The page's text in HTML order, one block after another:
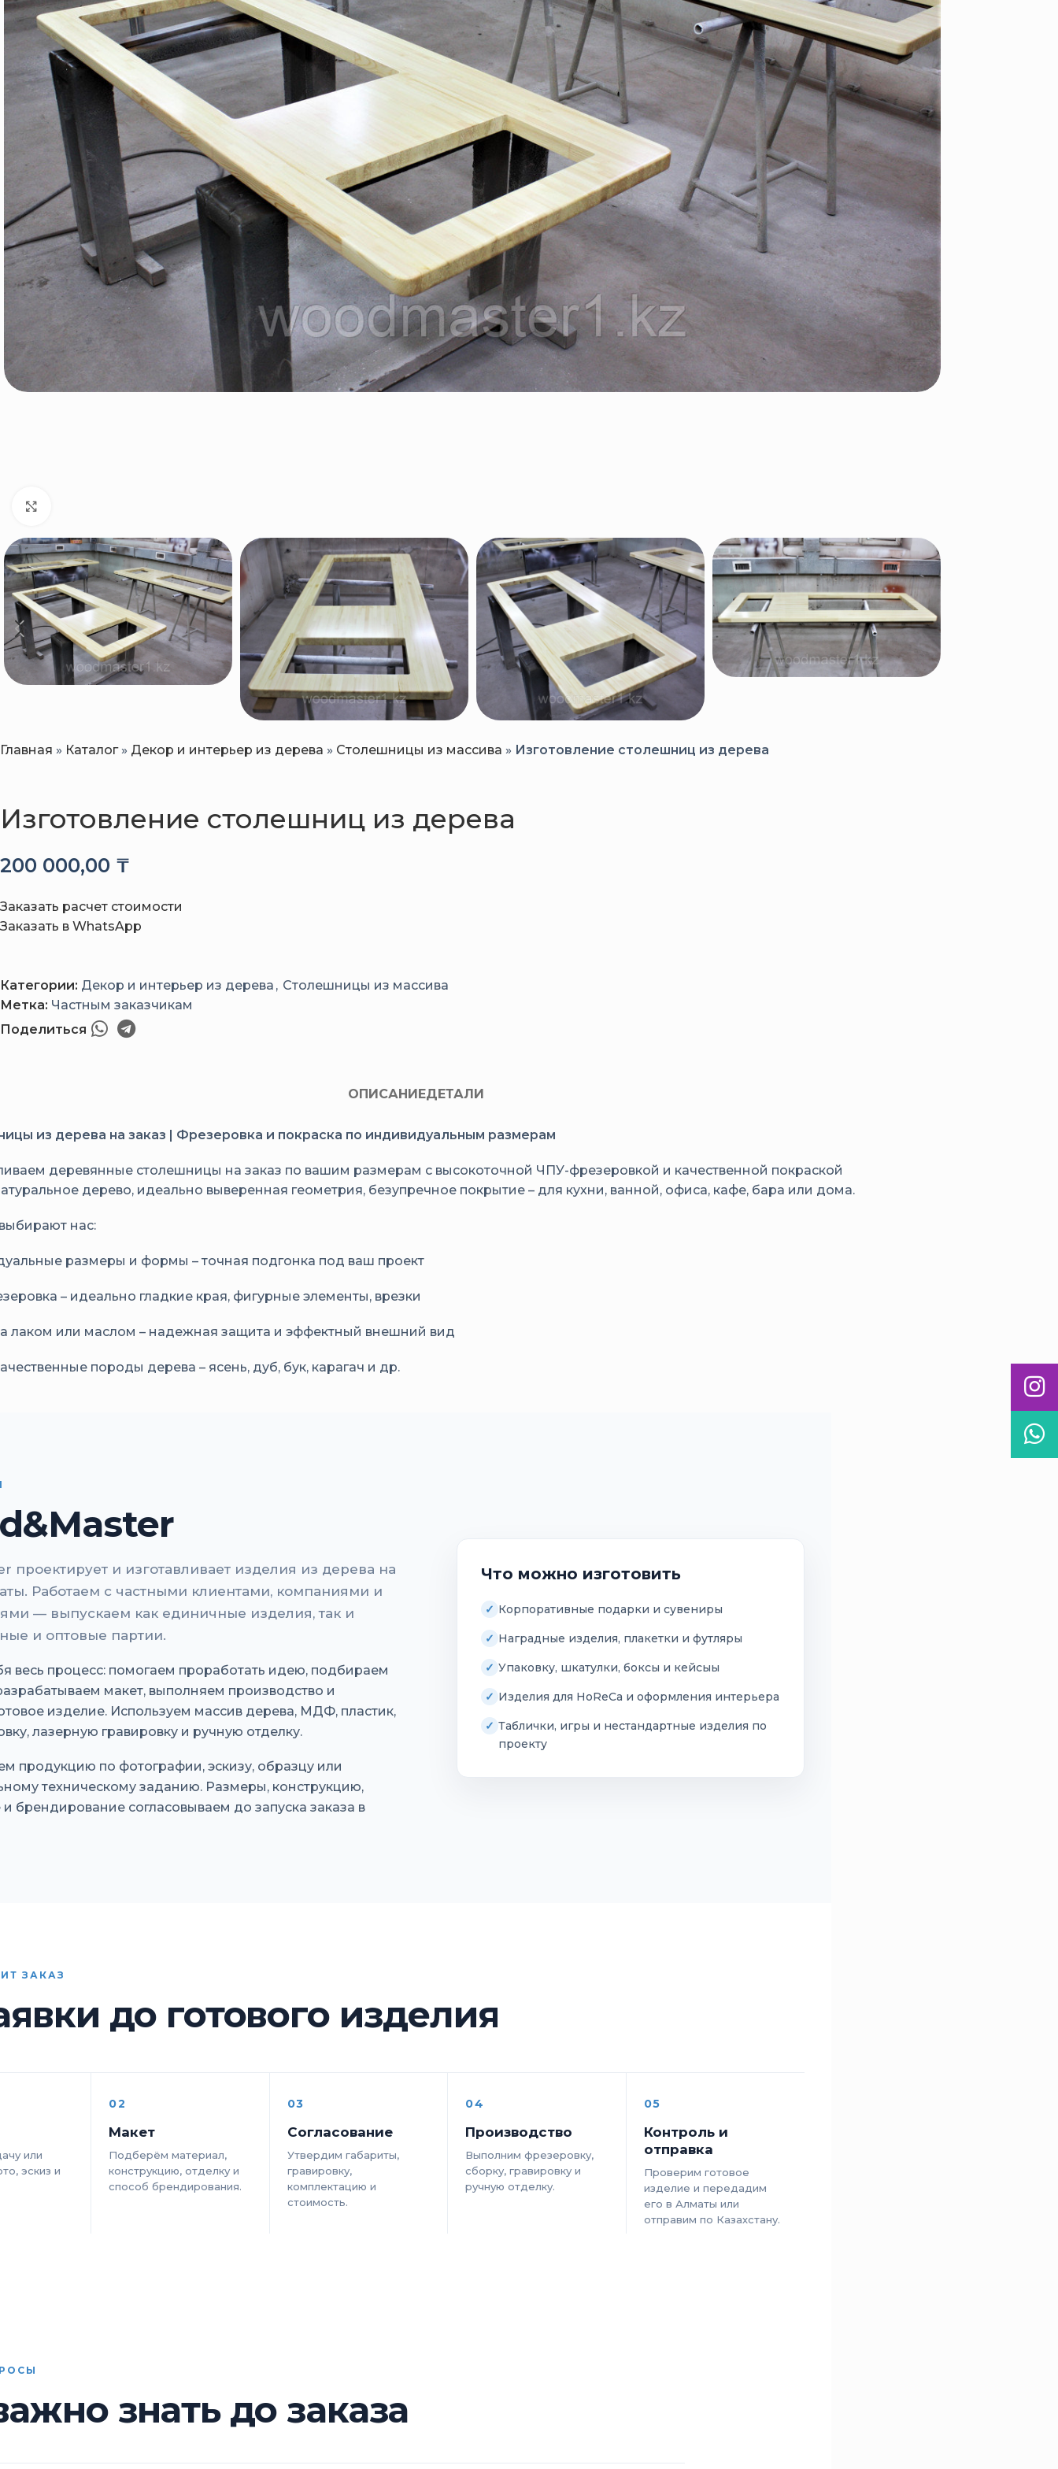
Главная » Каталог» Декор и интерьер из дерева » Столешницы из массива » Изготовление столешниц из дерева
Изготовление столешниц из дерева
200 000,00 ₸
Заказать расчет стоимости
Заказать в WhatsApp
Категории: Декор и интерьер из дерева , Столешницы из массива
Метка: Частным заказчикам
Поделиться
ОПИСАНИЕДЕТАЛИ
из дерева на заказ | Фрезеровка и покраска по индивидуальным размерам
деревянные столешницы на заказ по вашим размерам с высокоточной ЧПУ-фрезеровкой и качественной покраской
дерево, идеально выверенная геометрия, безупречное покрытие – для кухни, ванной, офиса, кафе, бара или дома.
нас:
размеры и формы – точная подгонка под ваш проект
– идеально гладкие края, фигурные элементы, врезки
лаком или маслом – надежная защита и эффектный внешний вид
породы дерева – ясень, дуб, бук, карагач и др.
проектирует и изготавливает изделия из дерева на
Работаем с частными клиентами, компаниями и
— выпускаем как единичные изделия, так и
и оптовые партии.
весь процесс: помогаем проработать идею, подбираем
макет, выполняем производство и
изделие. Используем массив дерева, МДФ, пластик,
лазерную гравировку и ручную отделку.
продукцию по фотографии, эскизу, образцу или
техническому заданию. Размеры, конструкцию,
брендирование согласовываем до запуска заказа в
Что можно изготовить
Корпоративные подарки и сувениры
Наградные изделия, плакетки и футляры
Упаковку, шкатулки, боксы и кейсыы
Изделия для HoReCa и оформления интерьера
Таблички, игры и нестандартные изделия по
проекту
ЗАКАЗ
до готового изделия
или
эскиз и
02
Макет
Подберём материал,
конструкцию, отделку и
способ брендирования.
03
Согласование
Утвердим габариты,
гравировку,
комплектацию и
стоимость.
04
Производство
Выполним фрезеровку,
сборку, гравировку и
ручную отделку.
05
Контроль и
отправка
Проверим готовое
изделие и передадим
его в Алматы или
отправим по Казахстану.
знать до заказа